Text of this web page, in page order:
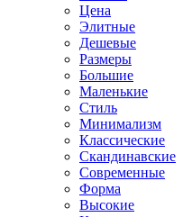
Цена
Элитные
Дешевые
Размеры
Большие
Маленькие
Стиль
Минимализм
Классические
Скандинавские
Современные
Форма
Высокие